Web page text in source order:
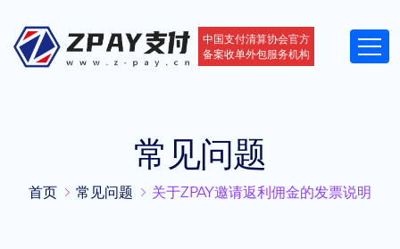
中国支付清算协会官方
备案收单外包服务机构
常见问题
首页 常见问题 关于ZPAY邀请返利佣金的发票说明